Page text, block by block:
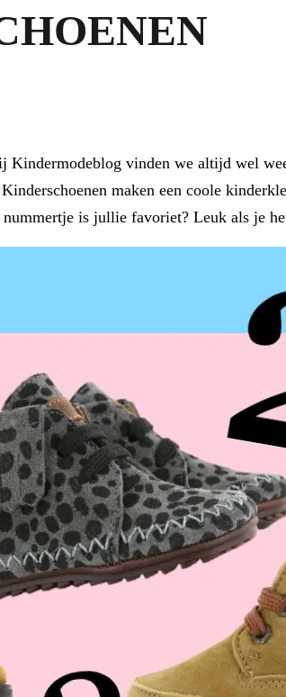
vinden we altijd wel
maken een coole
is jullie favoriet? Leuk als je